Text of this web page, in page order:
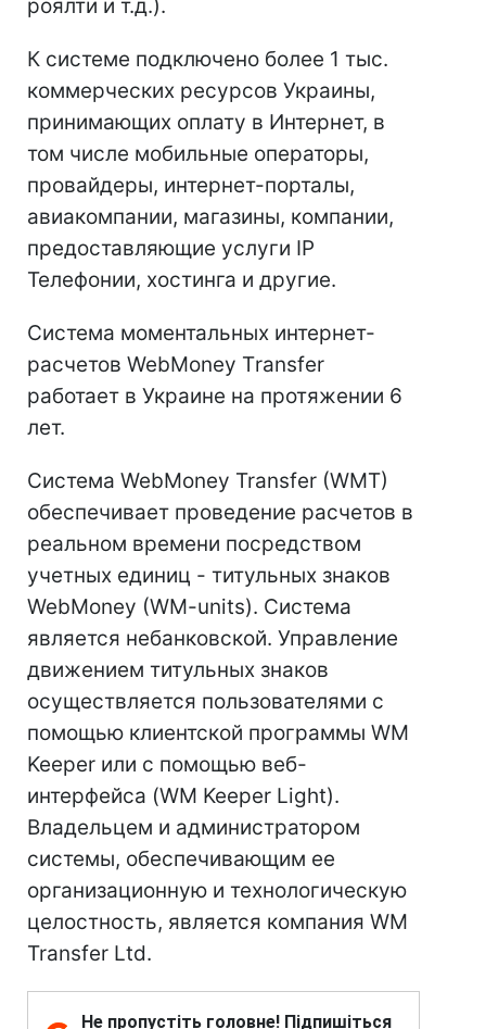
роялти и т.д.).
К системе подключено более 1 тыс.
коммерческих ресурсов Украины,
принимающих оплату в Интернет, в
том числе мобильные операторы,
провайдеры, интернет-порталы,
авиакомпании, магазины, компании,
предоставляющие услуги IP
Телефонии, хостинга и другие.
Система моментальных интернет-
расчетов WebMoney Тransfer
работает в Украине на протяжении 6
лет.
Система WebMoney Transfer (WMT)
обеспечивает проведение расчетов в
реальном времени посредством
учетных единиц - титульных знаков
WebMoney (WM-units). Система
является небанковской. Управление
движением титульных знаков
осуществляется пользователями с
помощью клиентской программы WM
Keeper или с помощью веб-
интерфейса (WM Keeper Light).
Владельцем и администратором
системы, обеспечивающим ее
организационную и технологическую
целостность, является компания WM
Transfer Ltd.
Не пропустіть головне! Підпишіться